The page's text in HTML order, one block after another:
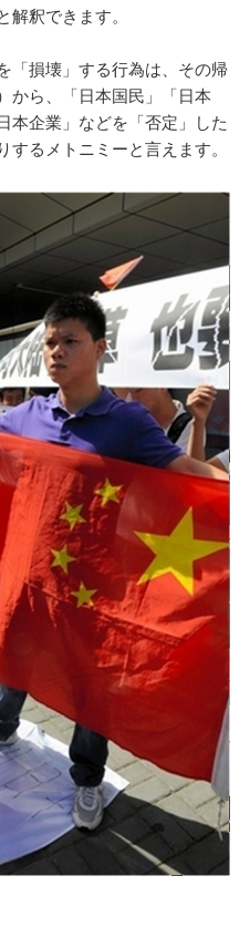
解釈できます。
「損壊」する行為は、その帰
から、「日本国民」「日本
本企業」などを「否定」した
するメトニミーと言えます。